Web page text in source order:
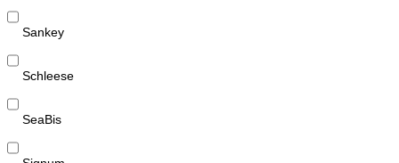
Sankey
Schleese
SeaBis